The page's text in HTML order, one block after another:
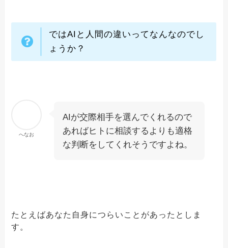
ではAIと人間の違いってなんなのでし
ょうか？
へなお
AIが交際相手を選んでくれるので
あればヒトに相談するよりも適格
な判断をしてくれそうですよね。
たとえばあなた自身につらいことがあったとしま
す。